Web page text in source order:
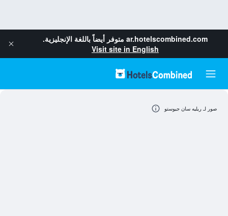
ar.hotelscombined.com متوفر أيضاً باللغة الإنجليزية.
Visit site in English
صور لـ ريليه سان جيوستو